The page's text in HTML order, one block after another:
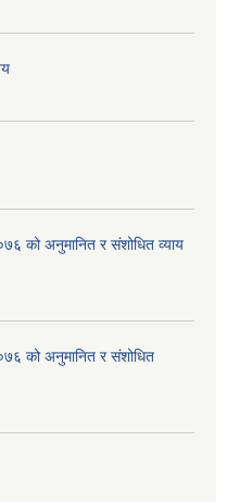
को अनुमानित र संशोधित व्याय
को अनुमानित र संशोधित